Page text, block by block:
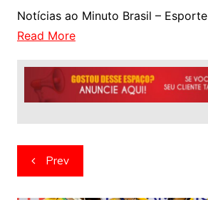
Notícias ao Minuto Brasil – Esporte
Read More
Navegação
de
Prev